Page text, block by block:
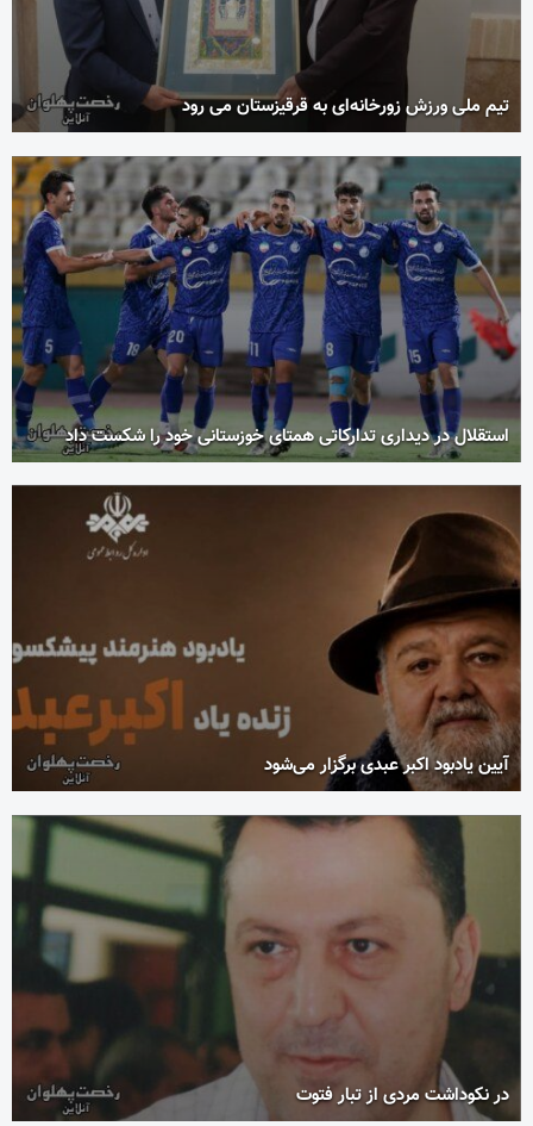
تیم ملی ورزش زورخانه‌ای به قرقیزستان می رود
استقلال در دیداری تدارکاتی همتای خوزستانی خود را شکست داد
آیین یادبود اکبر عبدی برگزار می‌شود
در نکوداشت مردی از تبار فتوت